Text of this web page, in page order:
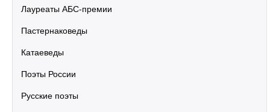
Лауреаты АБС-премии
Пастернаковеды
Катаеведы
Поэты России
Русские поэты